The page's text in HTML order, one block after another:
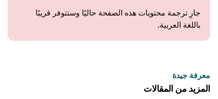
جارِ ترجمة محتويات هذه الصفحة حاليًا وستتوفر قريبًا
باللغة العربية.
معرفة جيدة
المزيد من المقالات